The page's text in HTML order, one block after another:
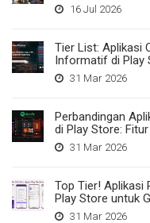
16 Jul 2026
Tier List: Aplikasi
Informatif di Play
31 Mar 2026
Perbandingan
di Play Store:
31 Mar 2026
Top Tier! Aplikasi
Play Store untuk
31 Mar 2026